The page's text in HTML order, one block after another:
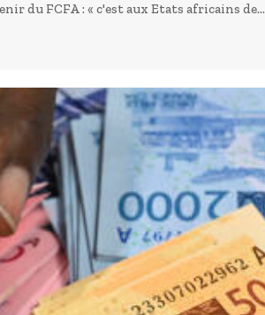
du FCFA : « c'est aux Etats africains de...